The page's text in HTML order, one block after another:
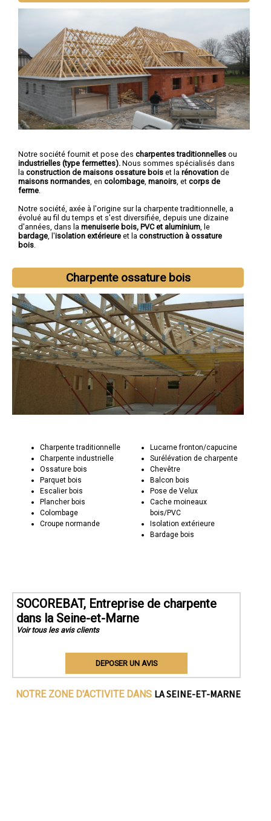
Notre société fournit et pose des charpentes traditionnelles ou
industrielles (type fermettes). Nous sommes spécialisés dans
la construction de maisons ossature bois et la rénovation de
maisons normandes , en colombage manoirs , et corps de
ferme
Notre société, axée à l'origine sur la charpente traditionnelle, a
évolué au fil du temps et s'est diversifiée, depuis une dizaine
d'années, dans la menuiserie bois, PVC et aluminium , le
bardage , l'isolation extérieure et la construction à ossature
bois
Charpente ossature bois
Charpente traditionnelle
Charpente industrielle
Ossature bois
Parquet bois
Escalier bois
Plancher bois
Colombage
Croupe normande
Lucarne fronton/capucine
Surélévation de charpente
Chevêtre
Balcon bois
Pose de Velux
Cache moineaux
bois/PVC
Isolation extérieure
Bardage bois
SOCOREBAT, Entreprise de charpente
dans la Seine-et-Marne
Voir tous les avis clients
DEPOSER UN AVIS
NOTRE ZONE D'ACTIVITE DANS LA SEINE-ET-MARNE